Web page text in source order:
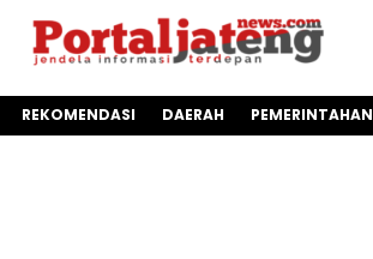
REKOMENDASI DAERAH PEMERINTAHAN